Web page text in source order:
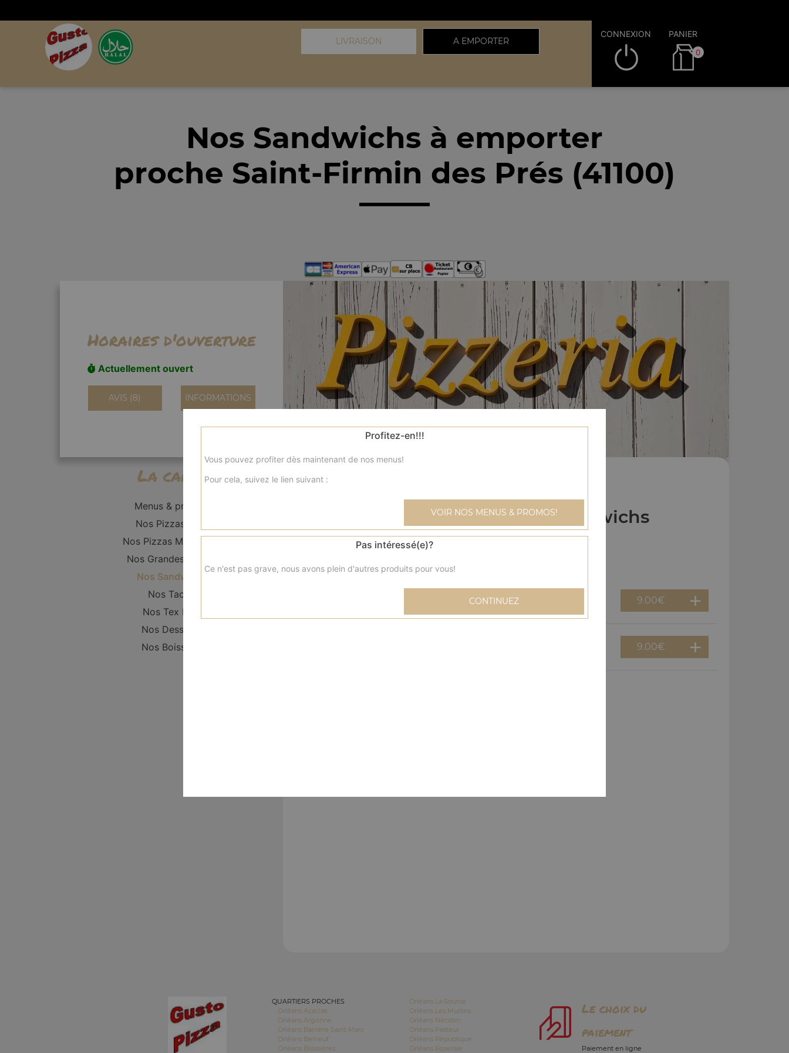
LIVRAISON A EMPORTER
CONNEXION PANIER
0
Nos Sandwichs à emporter
proche Saint-Firmin des Prés (41100)
Horaires d'ouverture
Actuellement ouvert
AVIS (8) INFORMATIONS
La carte
Menus & promos
Nos Pizzas Solo
Nos Pizzas Moyennes
Nos Grandes Pizzas
Nos Sandwichs
Nos Tacos
Nos Tex Mex
Nos Desserts
Nos Boissons
Nos Sandwichs
9.00€
9.00€
QUARTIERS PROCHES
Orléans Acacias
Orléans Argonne
Orléans Barrière Saint Marc
Orléans Belneuf
Orléans Blossières
Orléans La Source
Orléans Les Murlins
Orléans Nécotin
Orléans Pasteur
Orléans République
Orléans Roseraie
Le choix du
paiement
Paiement en ligne
Profitez-en!!!
Vous pouvez profiter dès maintenant de nos menus!
Pour cela, suivez le lien suivant :
VOIR NOS MENUS & PROMOS!
Pas intéressé(e)?
Ce n'est pas grave, nous avons plein d'autres produits pour vous!
CONTINUEZ